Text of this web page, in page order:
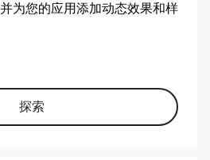
为您的应用添加动态效果和样
探索